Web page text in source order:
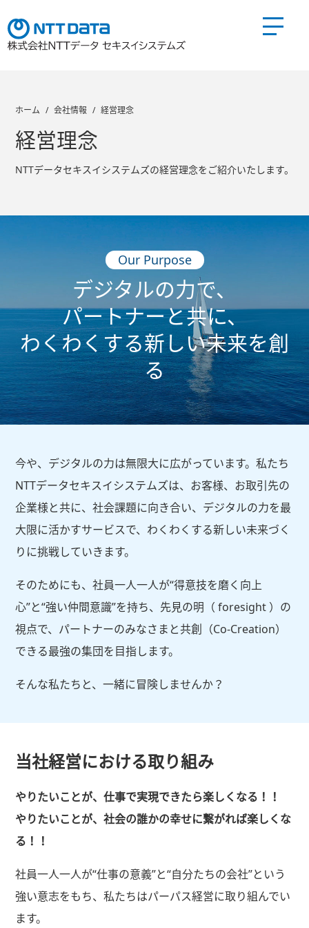
製品とサービス
会社情報TOP
会社沿革
社長挨拶
事業内容
経営理念
ニュース
ホーム 会社情報 経営理念
経営理念
NTTデータセキスイシステムズの経営理念をご紹介いたします。
Our Purpose
デジタルの力で、
パートナーと共に、
わくわくする新しい未来を創
る
今や、デジタルの力は無限大に広がっています。私たち
NTTデータセキスイシステムズは、お客様、お取引先の
企業様と共に、社会課題に向き合い、デジタルの力を最
大限に活かすサービスで、わくわくする新しい未来づく
りに挑戦していきます。
そのためにも、社員一人一人が“得意技を磨く向上
心”と“強い仲間意識”を持ち、先見の明（ foresight ）の
視点で、パートナーのみなさまと共創（Co-Creation）
できる最強の集団を目指します。
そんな私たちと、一緒に冒険しませんか？
当社経営における取り組み
やりたいことが、仕事で実現できたら楽しくなる！！
やりたいことが、社会の誰かの幸せに繋がれば楽しくな
る！！
社員一人一人が“仕事の意義”と“自分たちの会社”という
強い意志をもち、私たちはパーパス経営に取り組んでい
ます。